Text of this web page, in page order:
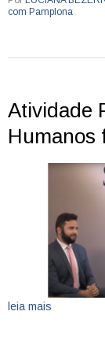
com Pamplona
Atividade
Humanos
leia mais